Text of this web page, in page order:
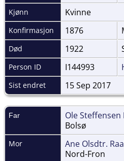
Kjønn Kvinne
Konfirmasjon 1876
Død 1922
Person ID I144993
Sist endret 15 Sep 2017
Far Ole
Bolsø
Mor Ane Olsdtr.
Nord-Fron